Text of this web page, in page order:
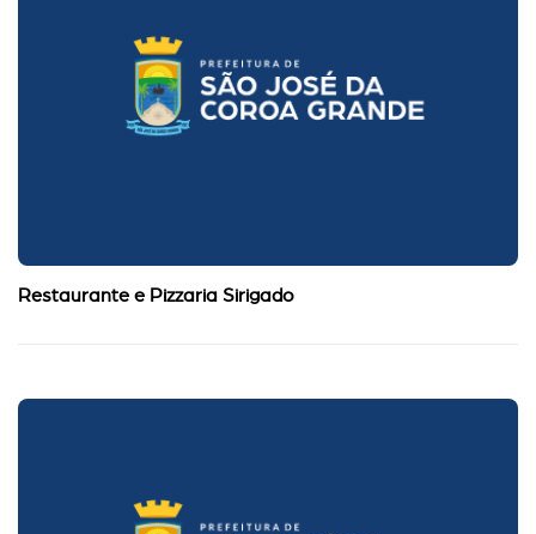
Restaurante e Pizzaria Sirigado